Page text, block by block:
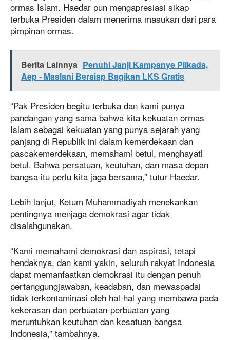
ormas Islam. Haedar pun mengapresiasi sikap
terbuka Presiden dalam menerima masukan dari para
pimpinan ormas.
Berita Lainnya Penuhi Janji Kampanye Pilkada,
Aep - Maslani Bersiap Bagikan LKS Gratis
“Pak Presiden begitu terbuka dan kami punya
pandangan yang sama bahwa kita kekuatan ormas
Islam sebagai kekuatan yang punya sejarah yang
panjang di Republik ini dalam kemerdekaan dan
pascakemerdekaan, memahami betul, menghayati
betul. Bahwa persatuan, keutuhan, dan masa depan
bangsa itu perlu kita jaga bersama,” tutur Haedar.
Lebih lanjut, Ketum Muhammadiyah menekankan
pentingnya menjaga demokrasi agar tidak
disalahgunakan.
“Kami memahami demokrasi dan aspirasi, tetapi
hendaknya, dan kami yakin, seluruh rakyat Indonesia
dapat memanfaatkan demokrasi itu dengan penuh
pertanggungjawaban, keadaban, dan mewaspadai
tidak terkontaminasi oleh hal-hal yang membawa pada
kekerasan dan perbuatan-perbuatan yang
meruntuhkan keutuhan dan kesatuan bangsa
Indonesia,” tambahnya.